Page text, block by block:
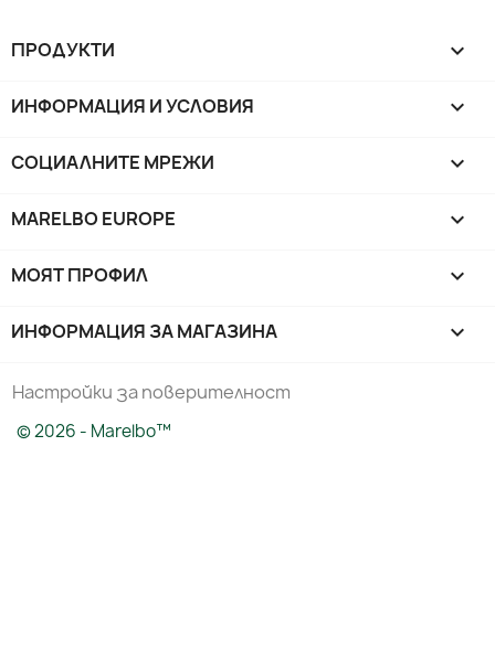
ПРОДУКТИ 
ИНФОРМАЦИЯ И УСЛОВИЯ 
СОЦИАЛНИТЕ МРЕЖИ 
MARELBO EUROPE 
МОЯТ ПРОФИЛ 
ИНФОРМАЦИЯ ЗА МАГАЗИНА keyboard_arrow_down
Настройки за поверителност
© 2026 - Marelbo™